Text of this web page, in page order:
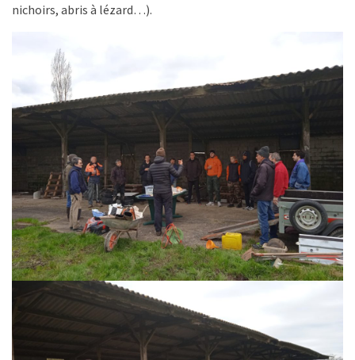
nichoirs, abris à lézard…).